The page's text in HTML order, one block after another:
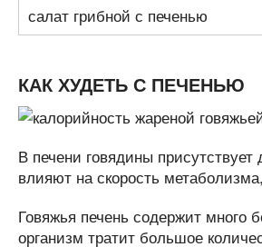
салат грибной с печенью
КАК ХУДЕТЬ С ПЕЧЕНЬЮ
В печени говядины
влияют на скорость
Говяжья печень содержит много
организм тратит большое